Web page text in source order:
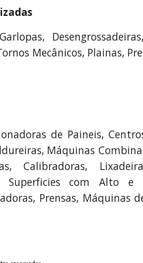
Mecânicos, Plainas,
de Paineis,
Máquinas
Calibradoras,
Superficies com Alto e
Prensas, Máquinas